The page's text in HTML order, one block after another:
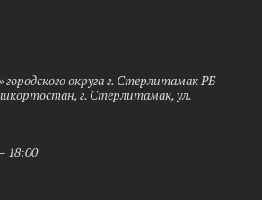
округа г. Стерлитамак РБ
г. Стерлитамак, ул.
18:00